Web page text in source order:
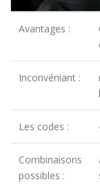
Avantages :
Inconvéniant :
Les codes :
Combinaisons
possibles :